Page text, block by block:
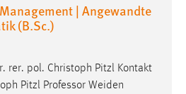
| Angewandte
(B.Sc.)
rer. pol. Christoph Pitzl Kontakt
Pitzl Professor Weiden